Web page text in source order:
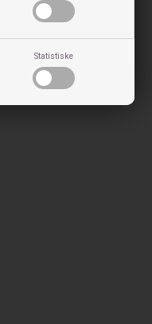
Statistiske